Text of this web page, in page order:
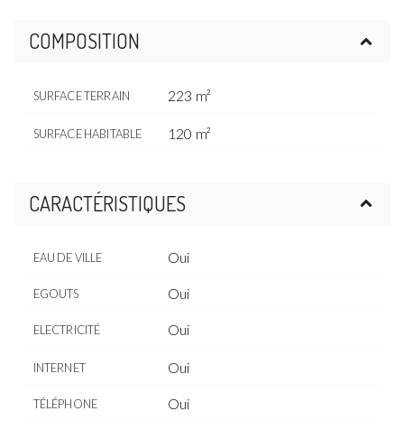
COMPOSITION
SURFACE TERRAIN 223 m²
SURFACE HABITABLE 120 m²
CARACTÉRISTIQUES
EAU DE VILLE Oui
EGOUTS Oui
ELECTRICITÉ Oui
INTERNET Oui
TÉLÉPHONE Oui